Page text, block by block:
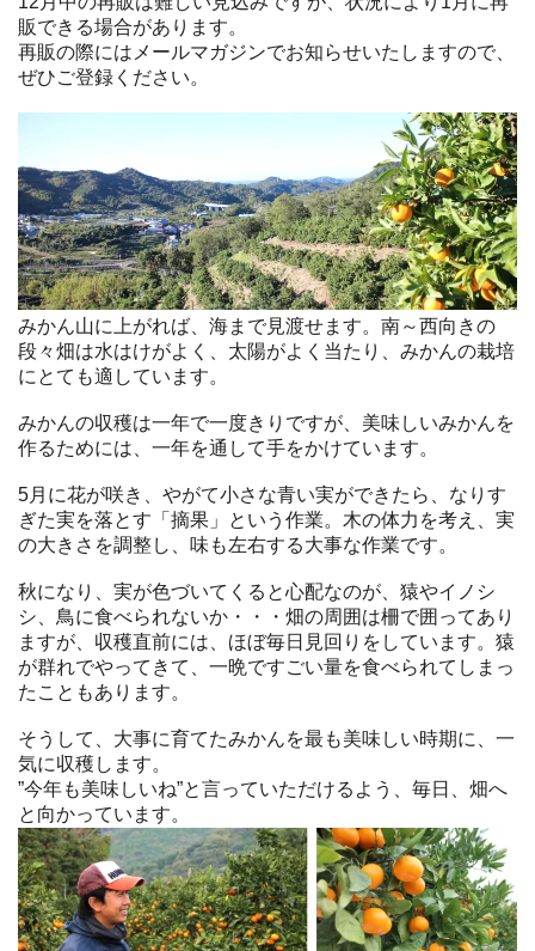
販できる場合があります。
再販の際にはメールマガジンでお知らせいたしますので、
ぜひご登録ください。
みかん山に上がれば、海まで見渡せます。南～西向きの
段々畑は水はけがよく、太陽がよく当たり、みかんの栽培
にとても適しています。
みかんの収穫は一年で一度きりですが、美味しいみかんを
作るためには、一年を通して手をかけています。
5月に花が咲き、やがて小さな青い実ができたら、なりす
ぎた実を落とす「摘果」という作業。木の体力を考え、実
の大きさを調整し、味も左右する大事な作業です。
秋になり、実が色づいてくると心配なのが、猿やイノシ
シ、鳥に食べられないか・・・畑の周囲は柵で囲ってあり
ますが、収穫直前には、ほぼ毎日見回りをしています。猿
が群れでやってきて、一晩ですごい量を食べられてしまっ
たこともあります。
そうして、大事に育てたみかんを最も美味しい時期に、一
気に収穫します。
”今年も美味しいね”と言っていただけるよう、毎日、畑へ
と向かっています。